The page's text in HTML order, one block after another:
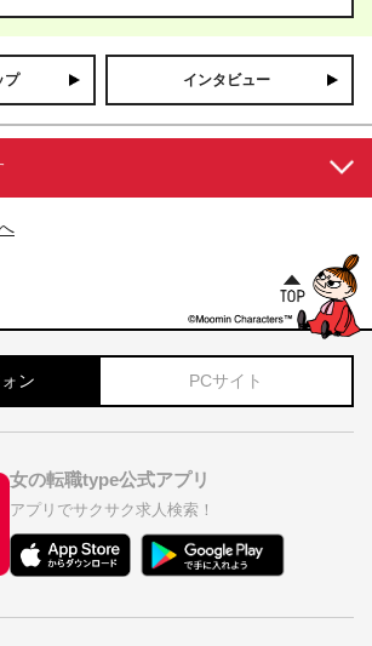
プ インタビュー
ン PCサイト
女の転職type公式アプリ
アプリでサクサク求人検索！